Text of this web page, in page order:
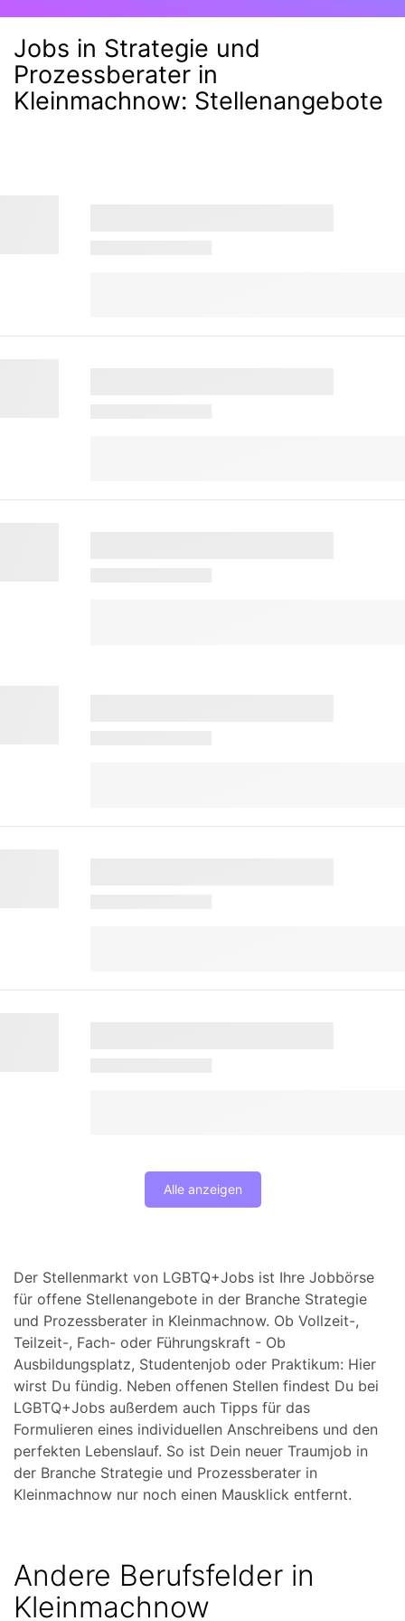
Jobs in Strategie und
Prozessberater in
Kleinmachnow: Stellenangebote
Alle anzeigen
Der Stellenmarkt von LGBTQ+Jobs ist Ihre Jobbörse
für offene Stellenangebote in der Branche Strategie
und Prozessberater in Kleinmachnow. Ob Vollzeit-,
Teilzeit-, Fach- oder Führungskraft - Ob
Ausbildungsplatz, Studentenjob oder Praktikum: Hier
wirst Du fündig. Neben offenen Stellen findest Du bei
LGBTQ+Jobs außerdem auch Tipps für das
Formulieren eines individuellen Anschreibens und den
perfekten Lebenslauf. So ist Dein neuer Traumjob in
der Branche Strategie und Prozessberater in
Kleinmachnow nur noch einen Mausklick entfernt.
Andere Berufsfelder in
Kleinmachnow